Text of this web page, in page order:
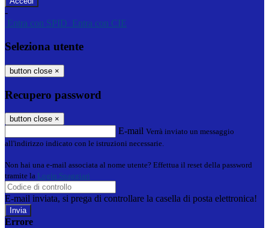
-
Entra con SPID Entra con CIE
Seleziona utente
button close ×
Recupero password
button close ×
E-mail Verrà inviato un messaggio
all'indirizzo indicato con le istruzioni necessarie.
Non hai una e-mail associata al nome utente? Effettua il reset della password
tramite la Login Spaggiari
E-mail inviata, si prega di controllare la casella di posta elettronica!
Errore